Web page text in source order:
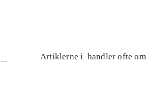
Artiklerne i handler ofte om